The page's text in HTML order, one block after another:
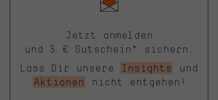
Jetzt anmelden
und 5 € Gutschein* sichern.
Lass Dir unsere
Insights
und
Aktionen
nicht entgehen!